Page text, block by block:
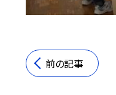
前の記事